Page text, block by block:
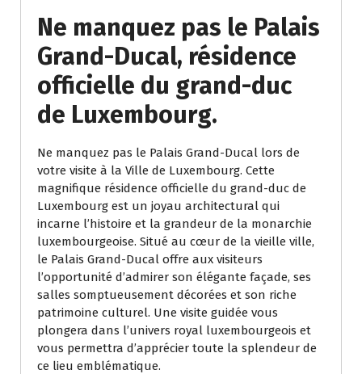
Ne manquez pas le Palais
Grand-Ducal, résidence
officielle du grand-duc
de Luxembourg.
Ne manquez pas le Palais Grand-Ducal lors de
votre visite à la Ville de Luxembourg. Cette
magnifique résidence officielle du grand-duc de
Luxembourg est un joyau architectural qui
incarne l’histoire et la grandeur de la monarchie
luxembourgeoise. Situé au cœur de la vieille ville,
le Palais Grand-Ducal offre aux visiteurs
l’opportunité d’admirer son élégante façade, ses
salles somptueusement décorées et son riche
patrimoine culturel. Une visite guidée vous
plongera dans l’univers royal luxembourgeois et
vous permettra d’apprécier toute la splendeur de
ce lieu emblématique.